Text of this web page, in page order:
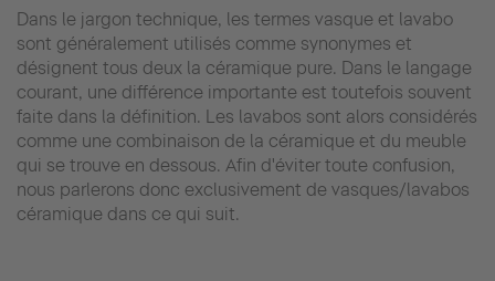
Dans le jargon technique, les termes vasque et lavabo
sont généralement utilisés comme synonymes et
désignent tous deux la céramique pure. Dans le langage
courant, une différence importante est toutefois souvent
faite dans la définition. Les lavabos sont alors considérés
comme une combinaison de la céramique et du meuble
qui se trouve en dessous. Afin d'éviter toute confusion,
nous parlerons donc exclusivement de vasques/lavabos
céramique dans ce qui suit.